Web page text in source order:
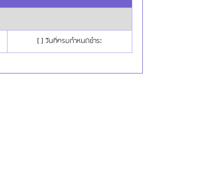
[ ] วันที่ครบกำหนดชำระ